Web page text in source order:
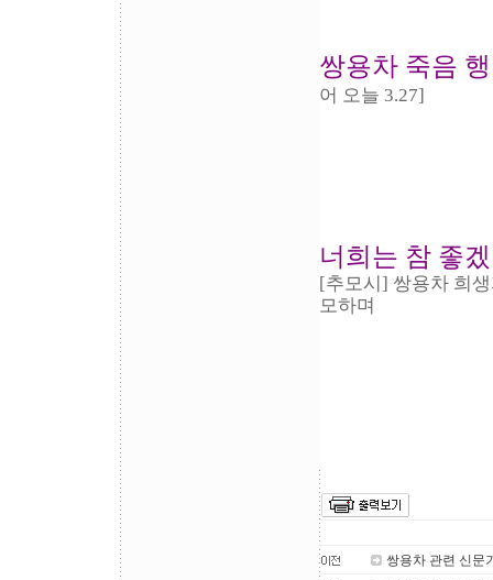
쌍용차 죽음
어 오늘 3.27]
너희는 참 좋
[추모시] 쌍용차 희
모하며
쌍용차 관련 신문